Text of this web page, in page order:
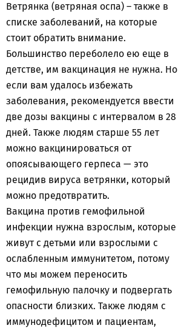
Ветрянка (ветряная оспа) – также в
списке заболеваний, на которые
стоит обратить внимание.
Большинство переболело ею еще в
детстве, им вакцинация не нужна. Но
если вам удалось избежать
заболевания, рекомендуется ввести
две дозы вакцины с интервалом в 28
дней. Также людям старше 55 лет
можно вакцинироваться от
опоясывающего герпеса — это
рецидив вируса ветрянки, который
можно предотвратить.
Вакцина против гемофильной
инфекции нужна взрослым, которые
живут с детьми или взрослыми с
ослабленным иммунитетом, потому
что мы можем переносить
гемофильную палочку и подвергать
опасности близких. Также людям с
иммунодефицитом и пациентам,